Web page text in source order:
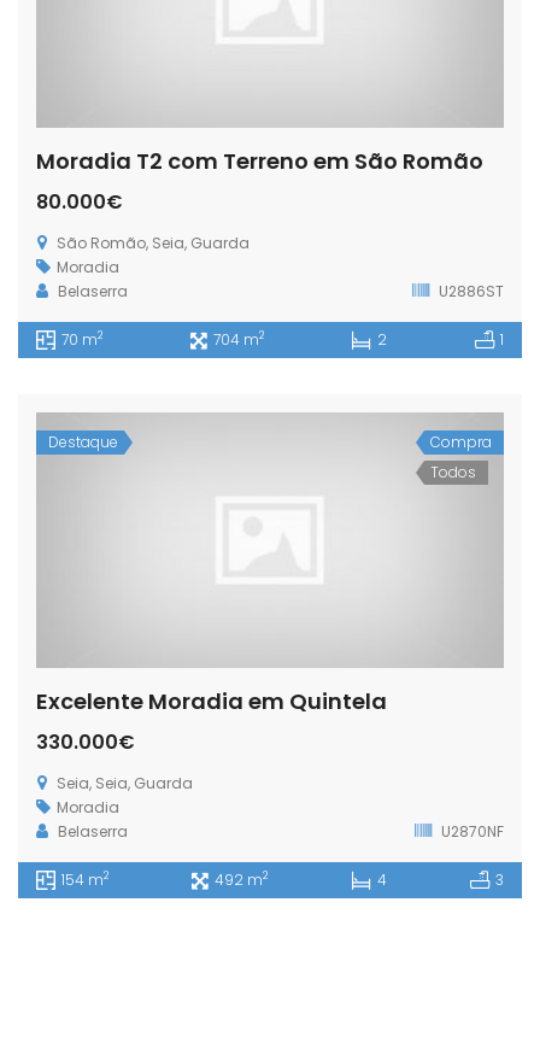
Moradia T2 com Terreno em São Romão
80.000€
São Romão, Seia, Guarda
Moradia
Belaserra
U2886ST
70 m2 704 m2 2 1
Destaque
Compra
Todos
Excelente Moradia em Quintela
330.000€
Seia, Seia, Guarda
Moradia
Belaserra
U2870NF
154 m2 492 m2 4 3